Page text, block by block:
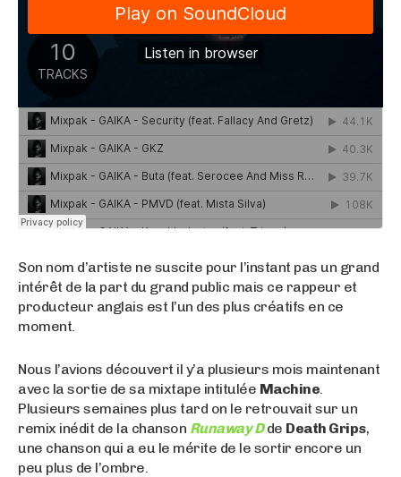
Son nom d’artiste ne suscite pour l’instant pas un grand
intérêt de la part du grand public mais ce rappeur et
producteur anglais est l’un des plus créatifs en ce
moment.
Nous l’avions découvert il y’a plusieurs mois maintenant
avec la sortie de sa mixtape intitulée Machine
Plusieurs semaines plus tard on le retrouvait sur un
remix inédit de la chanson Runaway D de Death Grips,
une chanson qui a eu le mérite de le sortir encore un
peu plus de l’ombre.